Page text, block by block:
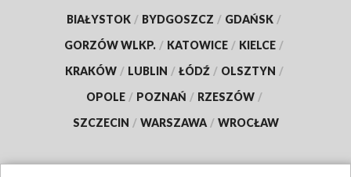
BIAŁYSTOK / BYDGOSZCZ / GDAŃSK /
GORZÓW WLKP. / KATOWICE / KIELCE /
KRAKÓW / LUBLIN / ŁÓDŹ / OLSZTYN /
OPOLE / POZNAŃ / RZESZÓW /
SZCZECIN / WARSZAWA / WROCŁAW